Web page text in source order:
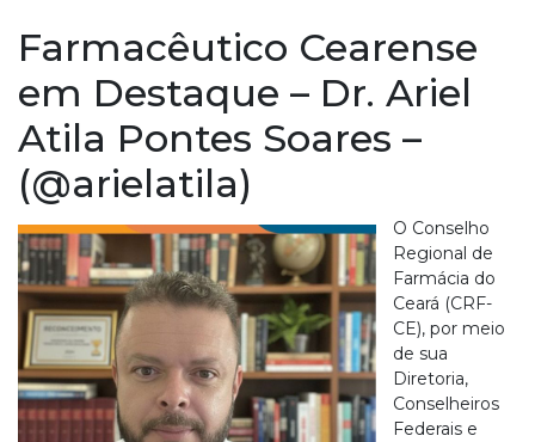
Farmacêutico Cearense
em Destaque – Dr. Ariel
Atila Pontes Soares –
(@arielatila)
O Conselho
Regional de
Farmácia do
Ceará (CRF-
CE), por meio
de sua
Diretoria,
Conselheiros
Federais e